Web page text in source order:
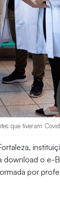
que tiveram
download o e-
por